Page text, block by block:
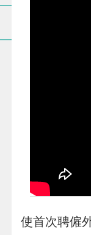
使首次聘僱